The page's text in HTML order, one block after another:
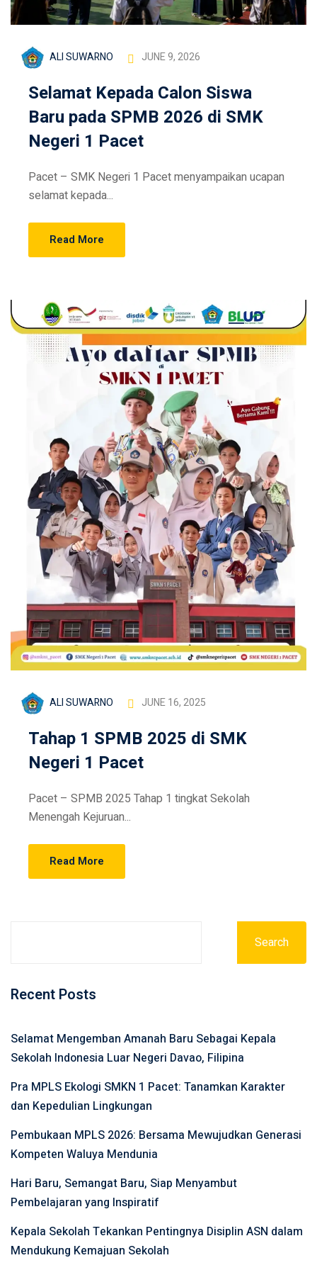
ALI SUWARNO JUNE 9, 2026
Selamat Kepada Calon Siswa
Baru pada SPMB 2026 di SMK
Negeri 1 Pacet
Pacet – SMK Negeri 1 Pacet menyampaikan ucapan
selamat kepada...
Read More
ALI SUWARNO JUNE 16, 2025
Tahap 1 SPMB 2025 di SMK
Negeri 1 Pacet
Pacet – SPMB 2025 Tahap 1 tingkat Sekolah
Menengah Kejuruan...
Read More
Search
Recent Posts
Selamat Mengemban Amanah Baru Sebagai Kepala
Sekolah Indonesia Luar Negeri Davao, Filipina
Pra MPLS Ekologi SMKN 1 Pacet: Tanamkan Karakter
dan Kepedulian Lingkungan
Pembukaan MPLS 2026: Bersama Mewujudkan Generasi
Kompeten Waluya Mendunia
Hari Baru, Semangat Baru, Siap Menyambut
Pembelajaran yang Inspiratif
Kepala Sekolah Tekankan Pentingnya Disiplin ASN dalam
Mendukung Kemajuan Sekolah